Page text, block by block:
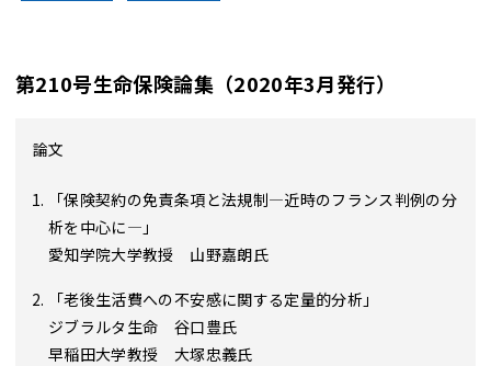
第210号生命保険論集（2020年3月発行）
論文
「保険契約の免責条項と法規制―近時のフランス判例の分
析を中心に―」
愛知学院大学教授 山野嘉朗氏
「老後生活費への不安感に関する定量的分析」
ジブラルタ生命 谷口豊氏
早稲田大学教授 大塚忠義氏